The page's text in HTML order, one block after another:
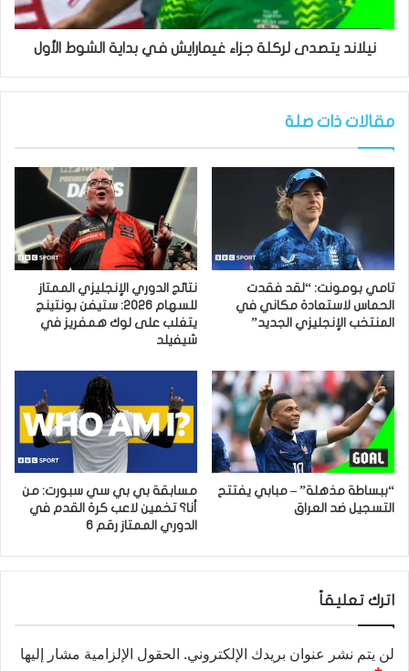
نيلاند يتصدى لركلة جزاء غيمارايش في بداية الشوط الأول
مقالات ذات صلة
تامي بومونت: “لقد فقدت
الحماس لاستعادة مكاني في
المنتخب الإنجليزي الجديد”
نتائج الدوري الإنجليزي الممتاز
للسهام 2026: ستيفن بونتينج
يتغلب على لوك همفريز في
شيفيلد
“ببساطة مذهلة” – مبابي يفتتح
التسجيل ضد العراق
مسابقة بي بي سي سبورت: من
أنا؟ تخمين لاعب كرة القدم في
الدوري الممتاز رقم 6
اترك تعليقاً
لن يتم نشر عنوان بريدك الإلكتروني. الحقول الإلزامية مشار إليها